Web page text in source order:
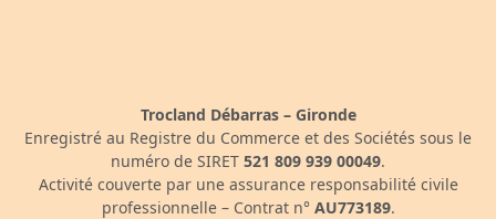
Trocland Débarras – Gironde
Enregistré au Registre du Commerce et des Sociétés sous le
numéro de SIRET 521 809 939 00049.
Activité couverte par une assurance responsabilité civile
professionnelle – Contrat n° AU773189.